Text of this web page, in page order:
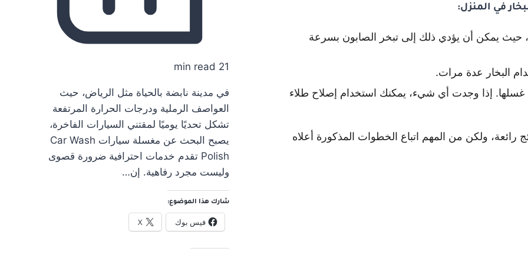
في المنزل:
يمكن أن يؤدي ذلك إلى تبخر الصابون بسرعة
البخار عدة مرات.
إذا وجدت أي شيء، يمكنك استخدام إصلاح طلاء
رائعة، ولكن من المهم اتباع الخطوات المذكورة أعلاه
21 min read
في مدينة نابضة بالحياة مثل الرياض، حيث
العواصف الرملية ودرجات الحرارة المرتفعة
تشكل تحديًا يوميًا لمقتني السيارات الفاخرة،
يصبح البحث عن مغسلة سيارات Car Wash
Polish تقدم خدمات احترافية ضرورة قصوى
وليست مجرد رفاهية. إن…
شارك هذا الموضوع:
فيس بوك X